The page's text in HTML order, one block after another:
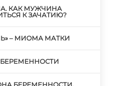
КАК МУЖЧИНА
К ЗАЧАТИЮ?
– МИОМА МАТКИ
БЕРЕМЕННОСТИ